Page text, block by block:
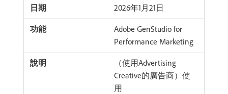
2026年1月21日
Adobe GenStudio for
Performance Marketing
（使用Advertising
Creative的廣告商）使
用